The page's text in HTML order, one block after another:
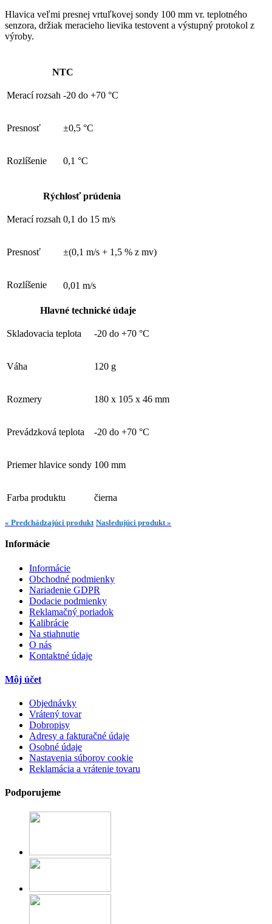
Hlavica veľmi presnej vrtuľkovej sondy 100 mm vr. teplotného
senzora, držiak meracieho lievika testovent a výstupný protokol z
výroby.
NTC
Merací rozsah -20 do +70 °C
Presnosť ±0,5 °C
Rozlíšenie 0,1 °C
Rýchlosť prúdenia
Merací rozsah 0,1 do 15 m/s
Presnosť ±(0,1 m/s + 1,5 % z mv)
Rozlíšenie 0,01 m/s
Hlavné technické údaje
Skladovacia teplota -20 do +70 °C
Váha 120 g
Rozmery 180 x 105 x 46 mm
Prevádzková teplota -20 do +70 °C
Priemer hlavice sondy 100 mm
Farba produktu čierna
« Predchádzajúci produkt Nasledujúci produkt »
Informácie
Informácie
Obchodné podmienky
Nariadenie GDPR
Dodacie podmienky
Reklamačný poriadok
Kalibrácie
Na stiahnutie
O nás
Kontaktné údaje
Môj účet
Objednávky
Vrátený tovar
Dobropisy
Adresy a fakturačné údaje
Osobné údaje
Nastavenia súborov cookie
Reklamácia a vrátenie tovaru
Podporujeme